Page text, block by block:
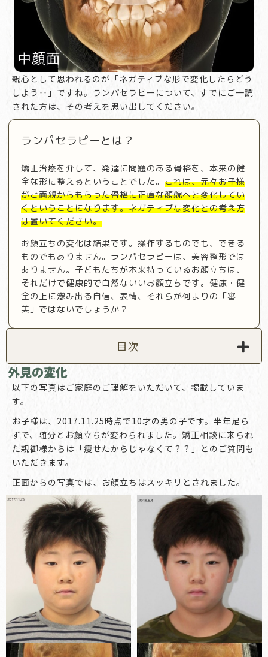
親心として思われるのが「ネガティブな形で変化したらどう
しよう‥」ですね。ランパセラピーについて、すでにご一読
された方は、その考えを思い出してください。
ランパセラピーとは？
矯正治療を介して、発達に問題のある骨格を、本来の健
全な形に整えるということでした。 これは、元々お子様
がご両親からもらった骨格に正直な顔貌へと変化してい
くということになります。ネガティブな変化との考え方
は置いてください。
お顔立ちの変化は結果です。操作するものでも、できる
ものでもありません。ランパセラピーは、美容整形では
ありません。子どもたちが本来持っているお顔立ちは、
それだけで健康的で自然ないいお顔立ちです。健康・健
全の上に滲み出る自信、表情、それらが何よりの「審
美」ではないでしょうか？
目次
外見の変化
以下の写真はご家庭のご理解をいただいて、掲載していま
す。
お子様は、2017.11.25時点で10才の男の子です。半年足ら
ずで、随分とお顔立ちが変わられました。矯正相談に来られ
た親御様からは「痩せたからじゃなくて？？」とのご質問も
いただきます。
正面からの写真では、お顔立ちはスッキリとされました。